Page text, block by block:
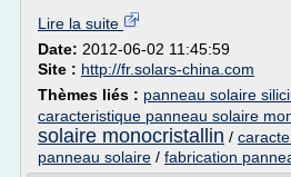
Lire la suite
Date: 2012-06-02 11:45:59
Site : http://fr.solars-china.com
Thèmes liés : panneau solaire
caracteristique panneau solaire
solaire monocristallin /
panneau solaire / fabrication